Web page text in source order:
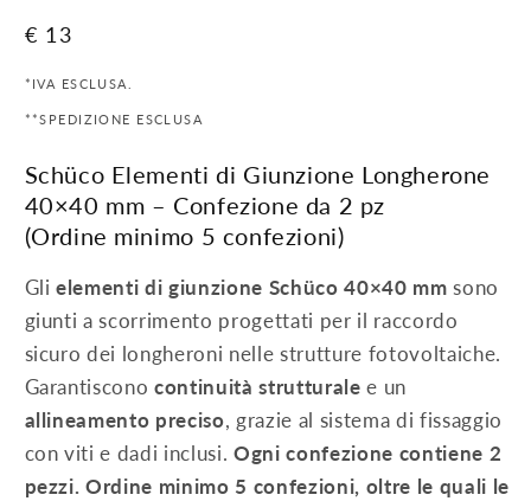
Prezzo
listino
€ 13
*IVA ESCLUSA.
**SPEDIZIONE ESCLUSA
Schüco Elementi di Giunzione Longherone
40×40 mm – Confezione da 2 pz
(Ordine minimo 5 confezioni)
Glielementi di giunzione Schüco 40×40 mm sono
giunti a scorrimento progettati per il raccordo
sicuro dei longheroni nelle strutture fotovoltaiche.
Garantisconocontinuità strutturale e un
allineamento preciso, grazie al sistema di fissaggio
con viti e dadi inclusi.Ogni confezione contiene 2
pezzi. Ordine minimo 5 confezioni, oltre le quali le